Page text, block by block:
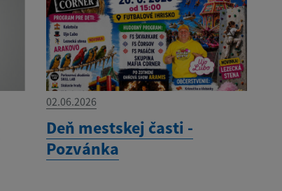
02.06.2026
Deň mestskej časti -
Pozvánka